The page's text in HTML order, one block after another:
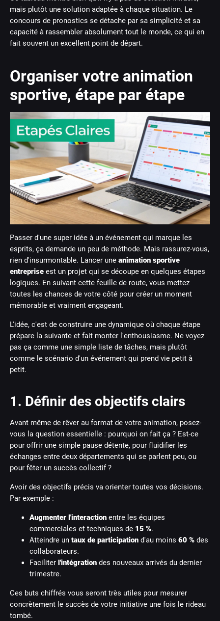
mais plutôt une solution adaptée à chaque situation. Le
concours de pronostics se détache par sa simplicité et sa
capacité à rassembler absolument tout le monde, ce qui en
fait souvent un excellent point de départ.
Organiser votre animation
sportive, étape par étape
Passer d'une super idée à un événement qui marque les
esprits, ça demande un peu de méthode. Mais rassurez-vous,
rien d'insurmontable. Lancer une animation sportive
entreprise est un projet qui se découpe en quelques étapes
logiques. En suivant cette feuille de route, vous mettez
toutes les chances de votre côté pour créer un moment
mémorable et vraiment engageant.
L'idée, c'est de construire une dynamique où chaque étape
prépare la suivante et fait monter l'enthousiasme. Ne voyez
pas ça comme une simple liste de tâches, mais plutôt
comme le scénario d'un événement qui prend vie petit à
petit.
1. Définir des objectifs clairs
Avant même de rêver au format de votre animation, posez-
vous la question essentielle : pourquoi on fait ça ? Est-ce
pour offrir une simple pause détente, pour fluidifier les
échanges entre deux départements qui se parlent peu, ou
pour fêter un succès collectif ?
Avoir des objectifs précis va orienter toutes vos décisions.
Par exemple :
Augmenter l'interaction entre les équipes
commerciales et techniques de 15 %.
Atteindre un taux de participation d'au moins 60 % des
collaborateurs.
Faciliter l'intégration des nouveaux arrivés du dernier
trimestre.
Ces buts chiffrés vous seront très utiles pour mesurer
concrètement le succès de votre initiative une fois le rideau
tombé.